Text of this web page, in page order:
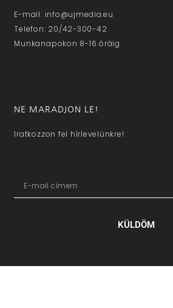
E-mail: info@ujmedia.eu
Telefon: 20/42-300-42
Munkanapokon 8-16 óráig
NE MARADJON LE!
Iratkozzon fel hírlevelünkre!
KÜLDÖM